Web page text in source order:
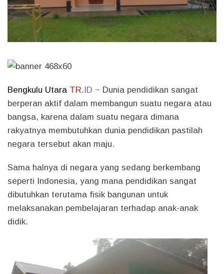
Bengkulu Utara TR.ID ~ Dunia pendidikan sangat
berperan aktif dalam membangun suatu negara atau
bangsa, karena dalam suatu negara dimana
rakyatnya membutuhkan dunia pendidikan pastilah
negara tersebut akan maju.
Sama halnya di negara yang sedang berkembang
seperti Indonesia, yang mana pendidikan sangat
dibutuhkan terutama fisik bangunan untuk
melaksanakan pembelajaran terhadap anak-anak
didik.